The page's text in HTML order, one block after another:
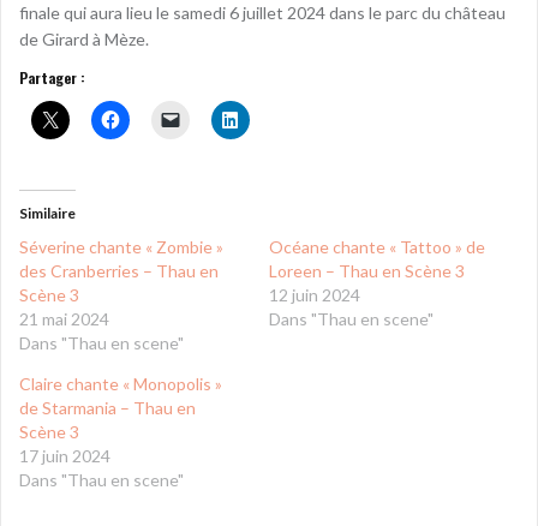
finale qui aura lieu le samedi 6 juillet 2024 dans le parc du château
de Girard à Mèze.
Partager :
Similaire
Séverine chante « Zombie »
des Cranberries – Thau en
Scène 3
21 mai 2024
Dans "Thau en scene"
Océane chante « Tattoo » de
Loreen – Thau en Scène 3
12 juin 2024
Dans "Thau en scene"
Claire chante « Monopolis »
de Starmania – Thau en
Scène 3
17 juin 2024
Dans "Thau en scene"